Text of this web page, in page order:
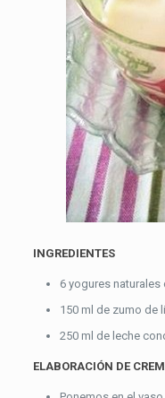
INGREDIENTES
6 yogures naturales
150 ml de zumo de
250 ml de leche
ELABORACIÓN DE